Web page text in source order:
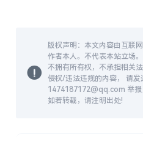
版权声明：本文内容由互联
作者本人。不代表本站立场
不拥有所有权，不承担相关
侵权/违法违规的内容， 请发
1474187172@qq.com 举报
如若转载，请注明出处!